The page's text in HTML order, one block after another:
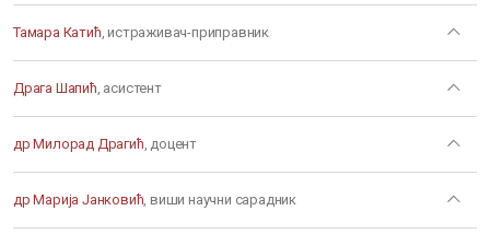
Тамара Катић, истраживач-приправник
Драга Шапић, асистент
др Милорад Драгић, доцент
др Марија Јанковић, виши научни сарадник